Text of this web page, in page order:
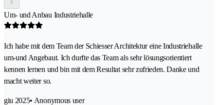
Um- und Anbau Industriehalle
Ich habe mit dem Team der Schiesser Architektur eine Industriehalle
um-und Angebaut. Ich durfte das Team als sehr lösungsorientiert
kennen lernen und bin mit dem Resultat sehr zufrieden. Danke und
macht weiter so.
giu 2025• Anonymous user